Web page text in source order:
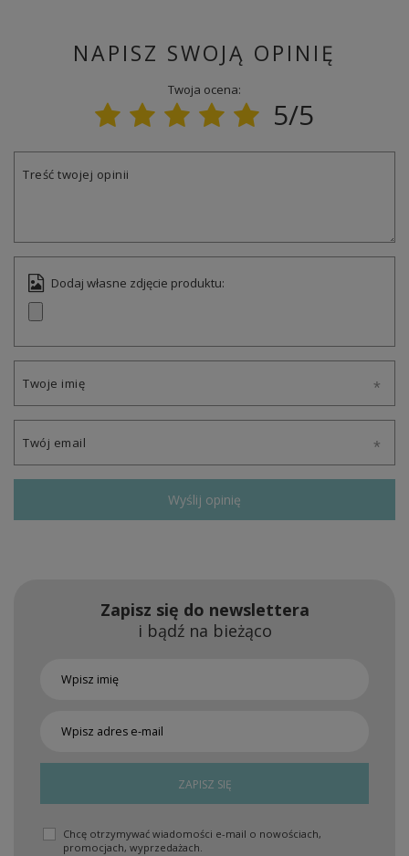
NAPISZ SWOJĄ OPINIĘ
Twoja ocena:
5/5
Treść twojej opinii
Dodaj własne zdjęcie produktu:
Twoje imię
Twój email
Wyślij opinię
Zapisz się do newslettera
i bądź na bieżąco
ZAPISZ SIĘ
Chcę otrzymywać wiadomości e-mail o nowościach,
promocjach, wyprzedażach.